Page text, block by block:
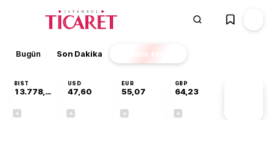
Bugün Son Dakika Finans EKSTRA
BIST
13.778,97
USD
47,60
EUR
55,07
GBP
64,23